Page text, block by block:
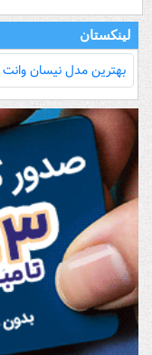
لینکستان
بهترین مدل‌ نیسان وانت